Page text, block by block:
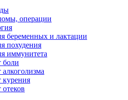
операции
беременных и лактации
похудения
иммунитета
боли
курения
отеков